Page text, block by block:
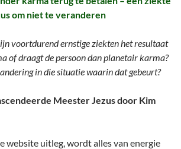
om niet te veranderen
voortdurend ernstige ziekten het resultaat
of draagt de persoon dan planetair karma?
in die situatie waarin dat gebeurt?
Meester Jezus door Kim
website uitleg, wordt alles van energie